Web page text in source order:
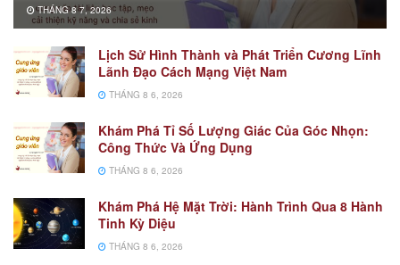
THÁNG 8 7, 2026
Lịch Sử Hình Thành và Phát Triển Cương Lĩnh
Lãnh Đạo Cách Mạng Việt Nam
THÁNG 8 6, 2026
Khám Phá Tỉ Số Lượng Giác Của Góc Nhọn:
Công Thức Và Ứng Dụng
THÁNG 8 6, 2026
Khám Phá Hệ Mặt Trời: Hành Trình Qua 8 Hành
Tinh Kỳ Diệu
THÁNG 8 6, 2026